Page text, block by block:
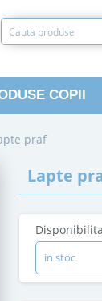
COPII
praf
Lapte
in stoc